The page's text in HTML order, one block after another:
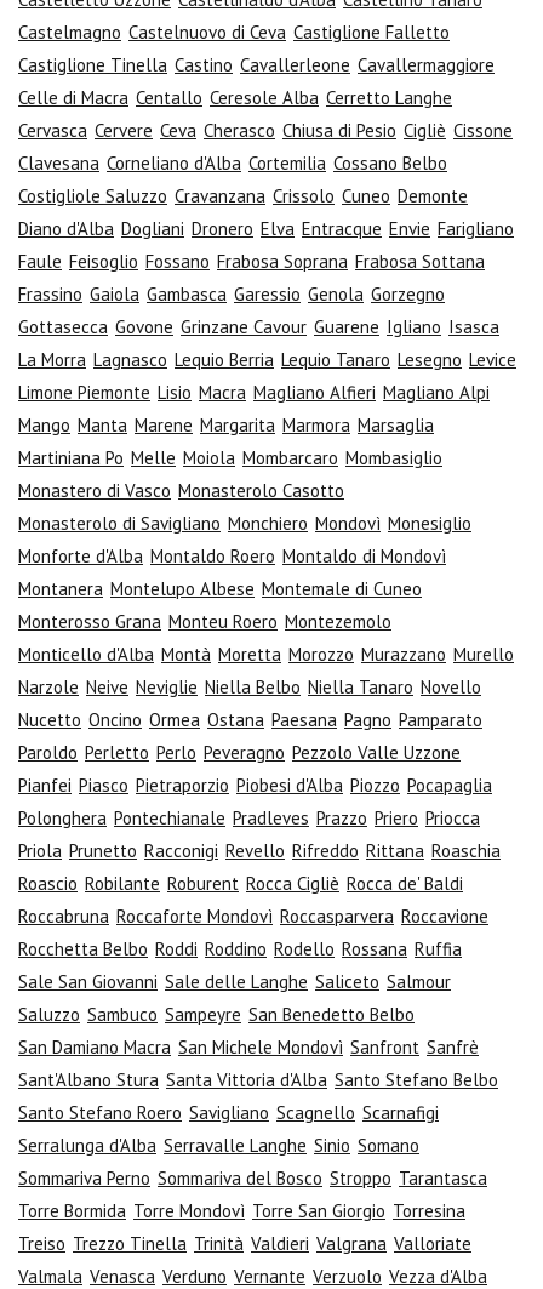
Castelmagno Castelnuovo di Ceva Castiglione Falletto
Castiglione Tinella Castino Cavallerleone Cavallermaggiore
Celle di Macra Centallo Ceresole Alba Cerretto Langhe
Cervasca Cervere Ceva Cherasco Chiusa di Pesio Cigliè Cissone
Clavesana Corneliano d'Alba Cortemilia Cossano Belbo
Costigliole Saluzzo Cravanzana Crissolo Cuneo Demonte
Diano d'Alba Dogliani Dronero Elva Entracque Envie Farigliano
Faule Feisoglio Fossano Frabosa Soprana Frabosa Sottana
Frassino Gaiola Gambasca Garessio Genola Gorzegno
Gottasecca Govone Grinzane Cavour Guarene Igliano Isasca
La Morra Lagnasco Lequio Berria Lequio Tanaro Lesegno Levice
Limone Piemonte Lisio Macra Magliano Alfieri Magliano Alpi
Mango Manta Marene Margarita Marmora Marsaglia
Martiniana Po Melle Moiola Mombarcaro Mombasiglio
Monastero di Vasco Monasterolo Casotto
Monasterolo di Savigliano Monchiero Mondovì Monesiglio
Monforte d'Alba Montaldo Roero Montaldo di Mondovì
Montanera Montelupo Albese Montemale di Cuneo
Monterosso Grana Monteu Roero Montezemolo
Monticello d'Alba Montà Moretta Morozzo Murazzano Murello
Narzole Neive Neviglie Niella Belbo Niella Tanaro Novello
Nucetto Oncino Ormea Ostana Paesana Pagno Pamparato
Paroldo Perletto Perlo Peveragno Pezzolo Valle Uzzone
Pianfei Piasco Pietraporzio Piobesi d'Alba Piozzo Pocapaglia
Polonghera Pontechianale Pradleves Prazzo Priero Priocca
Priola Prunetto Racconigi Revello Rifreddo Rittana Roaschia
Roascio Robilante Roburent Rocca Cigliè Rocca de' Baldi
Roccabruna Roccaforte Mondovì Roccasparvera Roccavione
Rocchetta Belbo Roddi Roddino Rodello Rossana Ruffia
Sale San Giovanni Sale delle Langhe Saliceto Salmour
Saluzzo Sambuco Sampeyre San Benedetto Belbo
San Damiano Macra San Michele Mondovì Sanfront Sanfrè
Sant'Albano Stura Santa Vittoria d'Alba Santo Stefano Belbo
Santo Stefano Roero Savigliano Scagnello Scarnafigi
Serralunga d'Alba Serravalle Langhe Sinio Somano
Sommariva Perno Sommariva del Bosco Stroppo Tarantasca
Torre Bormida Torre Mondovì Torre San Giorgio Torresina
Treiso Trezzo Tinella Trinità Valdieri Valgrana Valloriate
Valmala Venasca Verduno Vernante Verzuolo Vezza d'Alba